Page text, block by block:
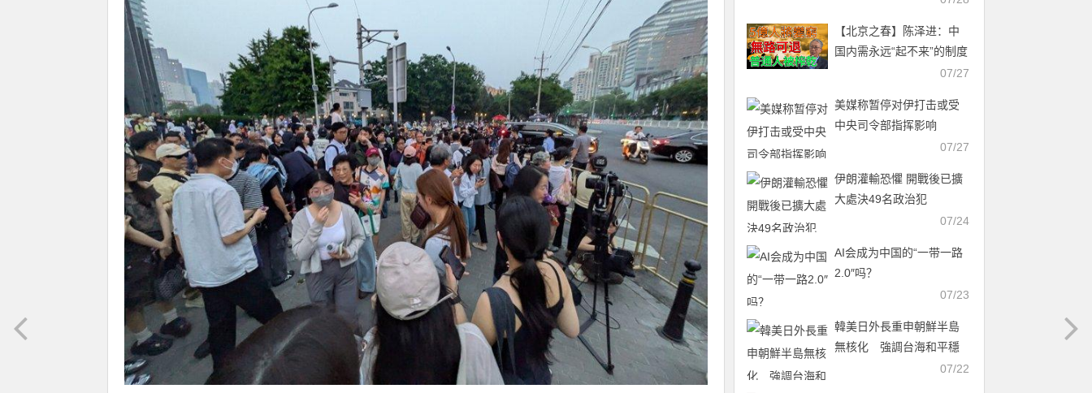
【北京之春】陈泽进：中
国内需永远“起不来”的制度
07/27
美媒称暂停对伊打击或受
中央司令部指挥影响
07/27
伊朗灌輸恐懼 開戰後已擴
大處決49名政治犯
07/24
AI会成为中国的“一带一路
2.0″吗？
07/23
韓美日外長重申朝鮮半島
無核化 強調台海和平穩
07/22